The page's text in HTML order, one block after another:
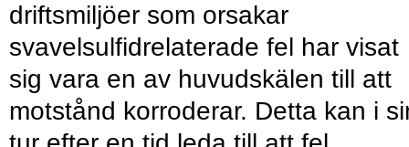
driftsmiljöer som orsakar
svavelsulfidrelaterade fel har visat
sig vara en av huvudskälen till att
motstånd korroderar. Detta kan i